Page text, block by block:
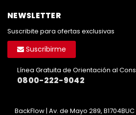
NEWSLETTER
Suscribite para ofertas exclusivas
Suscribirme
Línea Gratuita de Orientación al
0800-222-9042
BackFlow | Av. de Mayo 289,